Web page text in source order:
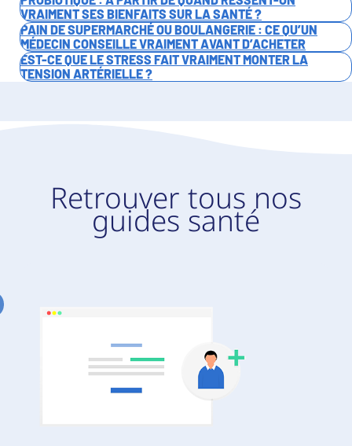
VRAIMENT SES BIENFAITS SUR LA SANTÉ ?
PAIN DE SUPERMARCHÉ OU BOULANGERIE : CE QU’UN
MÉDECIN CONSEILLE VRAIMENT AVANT D’ACHETER
EST-CE QUE LE STRESS FAIT VRAIMENT MONTER LA
TENSION ARTÉRIELLE ?
Retrouver tous nos
guides santé